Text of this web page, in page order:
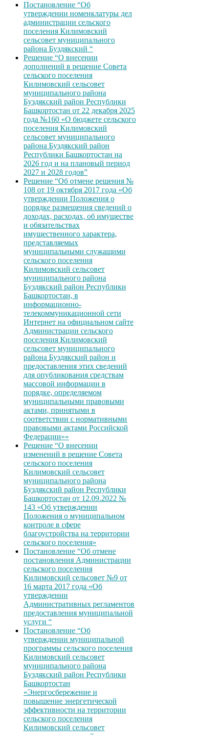
Постановление “Об
утверждении номенклатуры дел
администрации сельского
поселения Килимовский
сельсовет муниципального
района Буздякский “
Решение “О внесении
дополнений в решение Совета
сельского поселения
Килимовский сельсовет
муниципального района
Буздякский район Республики
Башкортостан от 22 декабря 2025
года №160 «О бюджете сельского
поселения Килимовский
сельсовет муниципального
района Буздякский район
Республики Башкортостан на
2026 год и на плановый период
2027 и 2028 годов”
Решение “Об отмене решения №
108 от 19 октября 2017 года «Об
утверждении Положения о
порядке размещения сведений о
доходах, расходах, об имуществе
и обязательствах
имущественного характера,
представляемых
муниципальными служащими
сельского поселения
Килимовский сельсовет
муниципального района
Буздякский район Республики
Башкортостан, в
информационно-
телекоммуникационной сети
Интернет на официальном сайте
Администрации сельского
поселения Килимовский
сельсовет муниципального
района Буздякский район и
предоставления этих сведений
для опубликования средствам
массовой информации в
порядке, определяемом
муниципальными правовыми
актами, принятыми в
соответствии с нормативными
правовыми актами Российской
Федерации»»
Решение “О внесении
изменений в решение Совета
сельского поселения
Килимовский сельсовет
муниципального района
Буздякский район Республики
Башкортостан от 12.09.2022 №
143 «Об утверждении
Положения о муниципальном
контроле в сфере
благоустройства на территории
сельского поселения»
Постановление “Об отмене
постановления Администрации
сельского поселения
Килимовский сельсовет №9 от
16 марта 2017 года «Об
утверждении
Административных регламентов
предоставления муниципальной
услуги “
Постановление “Об
утверждении муниципальной
программы сельского поселения
Килимовский сельсовет
муниципального района
Буздякский район Республики
Башкортостан
«Энергосбережение и
повышение энергетической
эффективности на территории
сельского поселения
Килимовский сельсовет